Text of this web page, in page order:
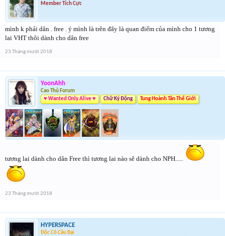
Member Tích Cực
mình k phải dân . free . ý mình là trên đây là quan điểm của mình cho 1 tương
lai VHT thôi dành cho dân free
23 Tháng mười 2018
YoonAhh
Cao Thủ Forum
♥ Wanted Only Alive ♥
Chữ Ký Động Tung Hoành Tân Thế Giới
tương lai dành cho dân Free thì tương lai nào sẽ dành cho NPH.....
23 Tháng mười 2018
HYPERSPACE
Độc Cô Cầu Bại